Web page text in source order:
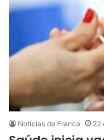
Notícias de Franca 22